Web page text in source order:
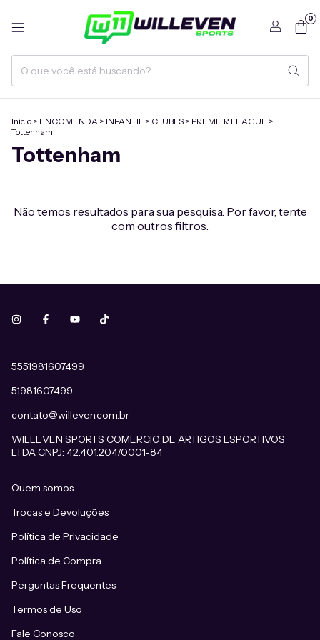
0
Início > ENCOMENDA > INFANTIL > CLUBES > PREMIER LEAGUE >
Tottenham
Tottenham
Não temos resultados para sua pesquisa. Por favor, tente
com outros filtros.
5551981607499
51981607499
contato@willeven.com.br
WILLEVEN SPORTS COMERCIO DE ARTIGOS ESPORTIVOS
LTDA CNPJ: 42.401.204/0001-84
Quem somos
Trocas e Devoluções
Política de Privacidade
Política de Compra
Perguntas Frequentes
Termos de Uso
Fale Conosco